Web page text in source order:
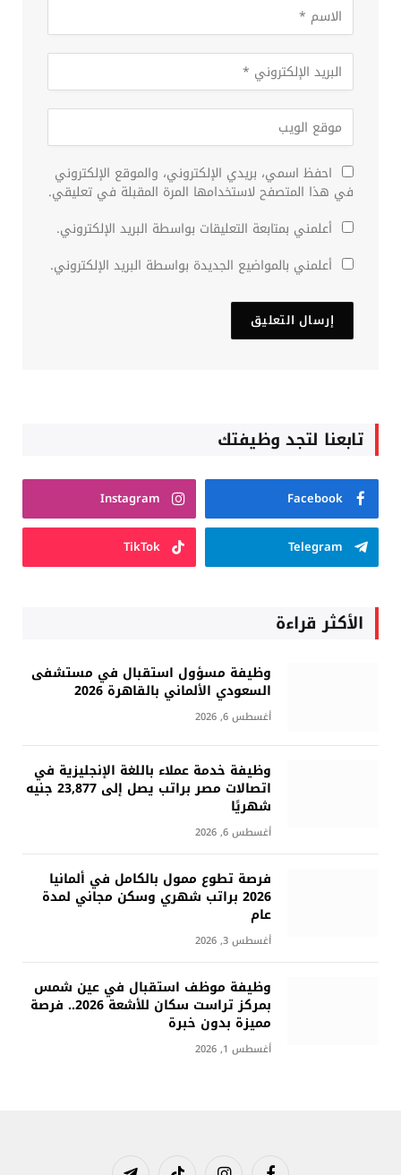
احفظ اسمي، بريدي الإلكتروني، والموقع الإلكتروني
في هذا المتصفح لاستخدامها المرة المقبلة في تعليقي.
أعلمني بمتابعة التعليقات بواسطة البريد الإلكتروني.
أعلمني بالمواضيع الجديدة بواسطة البريد الإلكتروني.
تابعنا لتجد وظيفتك
Facebook
Instagram
Telegram
TikTok
الأكثر قراءة
وظيفة مسؤول استقبال في مستشفى
السعودي الألماني بالقاهرة 2026
أغسطس 6, 2026
وظيفة خدمة عملاء باللغة الإنجليزية في
اتصالات مصر براتب يصل إلى 23,877 جنيه
شهريًا
أغسطس 6, 2026
فرصة تطوع ممول بالكامل في ألمانيا
2026 براتب شهري وسكن مجاني لمدة
عام
أغسطس 3, 2026
وظيفة موظف استقبال في عين شمس
بمركز تراست سكان للأشعة 2026.. فرصة
مميزة بدون خبرة
أغسطس 1, 2026